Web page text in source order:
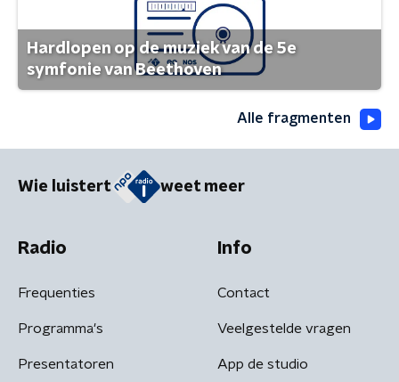
Hardlopen op de muziek van de 5e
symfonie van Beethoven
Alle fragmenten
Wie luistert weet meer
Radio
Frequenties
Programma's
Presentatoren
Info
Contact
Veelgestelde vragen
App de studio